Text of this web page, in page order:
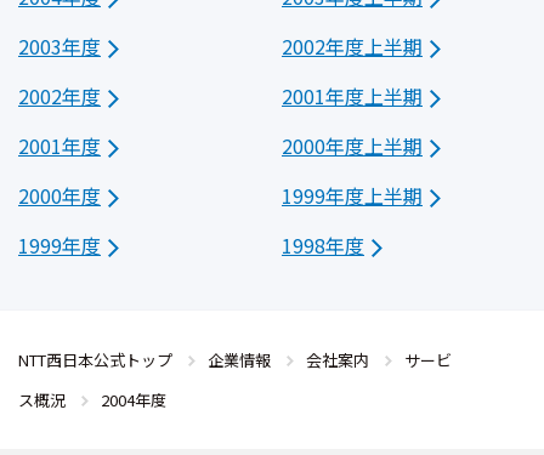
2003年度
2002年度上半期
2002年度
2001年度上半期
2001年度
2000年度上半期
2000年度
1999年度上半期
1999年度
1998年度
NTT西日本公式トップ 企業情報 会社案内
サービ
ス概況
2004年度